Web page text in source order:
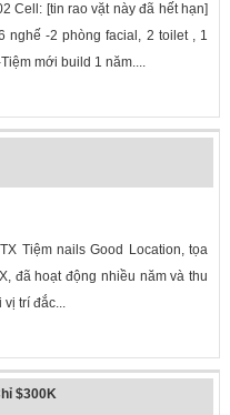
Cell: [tin rao vặt này đã hết hạn]
nghế -2 phòng facial, 2 toilet , 1
mới build 1 năm....
Tiệm nails Good Location, tọa
đã hoạt động nhiều năm và thu
vị trí đắc...
$300K